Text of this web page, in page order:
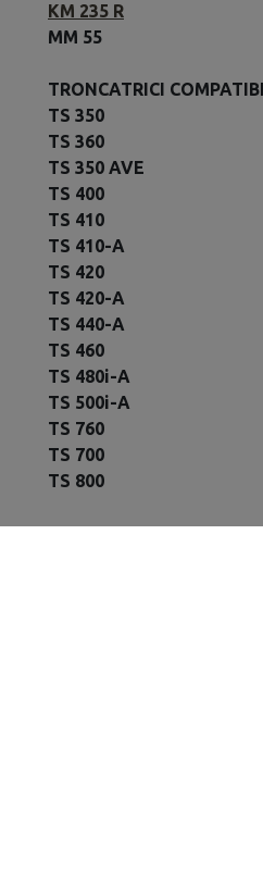
KM 235 R
MM 55
TRONCATRICI
TS 350
TS 360
TS 350 AVE
TS 400
TS 410
TS 410-A
TS 420
TS 420-A
TS 440-A
TS 460
TS 480i-A
TS 500i-A
TS 760
TS 700
TS 800
TRONCATRICI A CATENA